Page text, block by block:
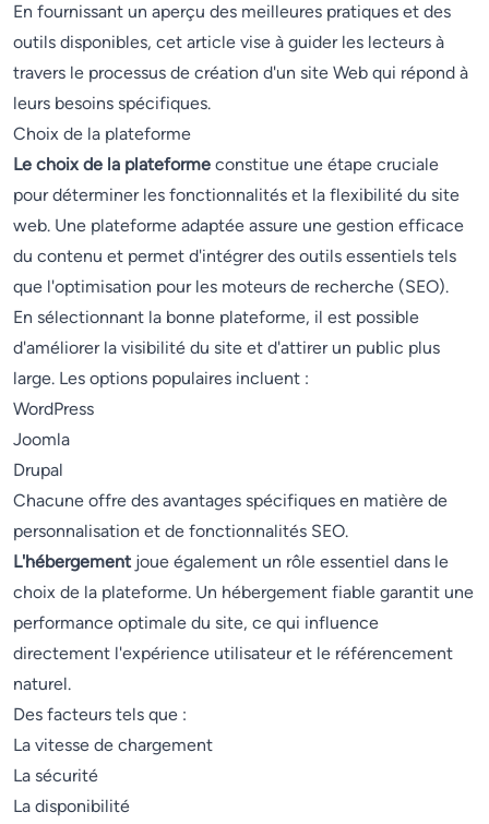
En fournissant un aperçu des meilleures pratiques et des
outils disponibles, cet article vise à guider les lecteurs à
travers le processus de création d'un site Web qui répond à
leurs besoins spécifiques.
Choix de la plateforme
Le choix de la plateforme constitue une étape cruciale
pour déterminer les fonctionnalités et la flexibilité du site
web. Une plateforme adaptée assure une gestion efficace
du contenu et permet d'intégrer des outils essentiels tels
que l'optimisation pour les moteurs de recherche (SEO).
En sélectionnant la bonne plateforme, il est possible
d'améliorer la visibilité du site et d'attirer un public plus
large. Les options populaires incluent :
WordPress
Joomla
Drupal
Chacune offre des avantages spécifiques en matière de
personnalisation et de fonctionnalités SEO.
L'hébergementjoue également un rôle essentiel dans le
choix de la plateforme. Un hébergement fiable garantit une
performance optimale du site, ce qui influence
directement l'expérience utilisateur et le référencement
naturel.
Des facteurs tels que :
La vitesse de chargement
La sécurité
La disponibilité